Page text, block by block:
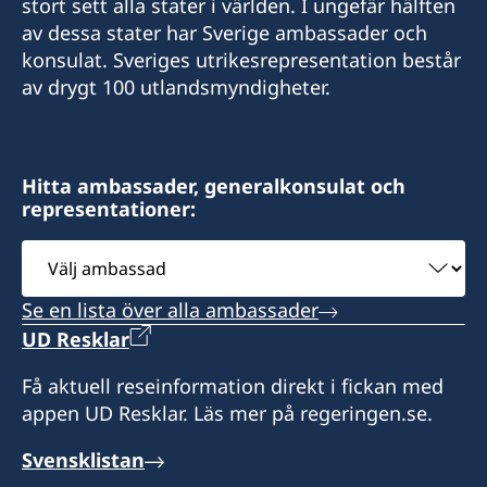
honoraryconsulsweden@gmail.com
Sveriges honorärkonsulat i Honiara - temporärt
Honiara
Solomon Islands)
Notera att konsulatet är temporärt stängt för
besök men kan kontaktas via telefon eller
email.
Honorärkonsul
Jessica Bradford
stort sett alla stater i världen. I ungefär hälften
av dessa stater har Sverige ambassader och
konsulat. Sveriges utrikesrepresentation består
av drygt 100 utlandsmyndigheter.
Hitta ambassader, generalkonsulat och
representationer:
Välj
ambassad
Se en lista över alla ambassader
UD Resklar
Få aktuell reseinformation direkt i fickan med
appen UD Resklar. Läs mer på regeringen.se.
Svensklistan